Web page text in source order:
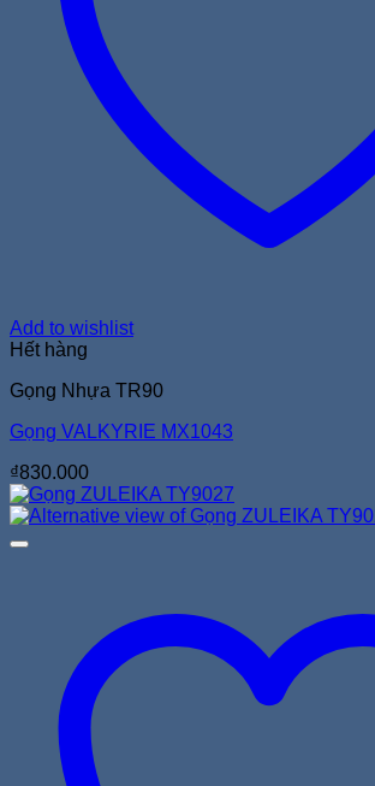
Add to wishlist
Hết hàng
Gọng Nhựa TR90
Gọng VALKYRIE MX1043
₫830.000